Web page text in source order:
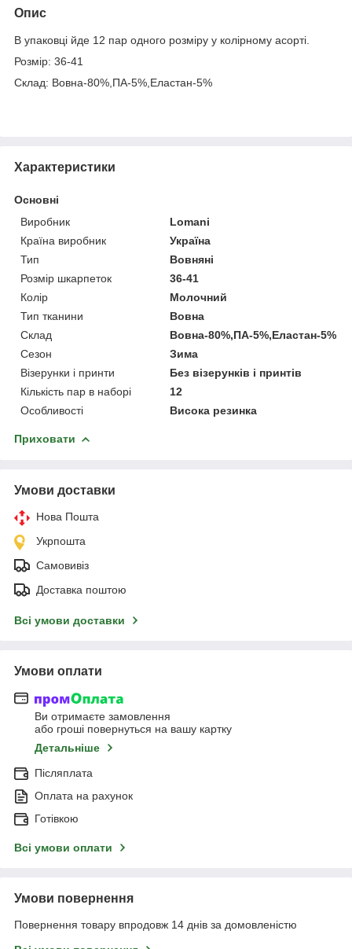
Опис
В упаковці йде 12 пар одного розміру у колірному асорті.
Розмір: 36-41
Склад: Вовна-80%,ПА-5%,Еластан-5%
Характеристики
Основні
Виробник
Lomani
Країна виробник
Україна
Тип
Вовняні
Розмір шкарпеток
36-41
Колір
Молочний
Тип тканини
Вовна
Склад
Вовна-80%,ПА-5%,Еластан-5%
Сезон
Зима
Візерунки і принти
Без візерунків і принтів
Кількість пар в наборі
12
Особливості
Висока резинка
Приховати
Умови доставки
Нова Пошта
Укрпошта
Самовивіз
Доставка поштою
Всі умови доставки
Умови оплати
Ви отримаєте замовлення
або гроші повернуться на вашу картку
Детальніше
Післяплата
Оплата на рахунок
Готівкою
Всі умови оплати
Умови повернення
Повернення товару впродовж 14 днів за домовленістю